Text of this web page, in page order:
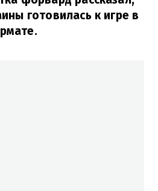
готовилась к игре в